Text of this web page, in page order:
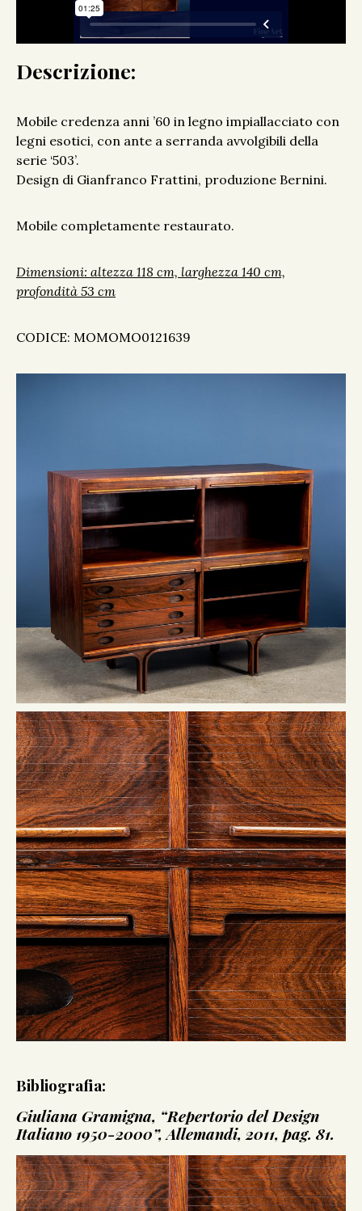
Descrizione:
Mobile credenza anni ’60 in legno impiallacciato con
legni esotici, con ante a serranda avvolgibili della
serie ‘503’.
Design di Gianfranco Frattini, produzione Bernini.
Mobile completamente restaurato.
Dimensioni: altezza 118 cm, larghezza 140 cm,
profondità 53 cm
CODICE: MOMOMO0121639
Bibliografia:
Giuliana Gramigna, “Repertorio del Design
Italiano 1950-2000”, Allemandi, 2011, pag. 81.